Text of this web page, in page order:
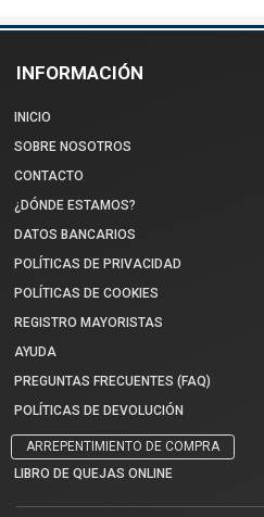
INFORMACIÓN
INICIO
SOBRE NOSOTROS
CONTACTO
¿DÓNDE ESTAMOS?
DATOS BANCARIOS
POLÍTICAS DE PRIVACIDAD
POLÍTICAS DE COOKIES
REGISTRO MAYORISTAS
AYUDA
PREGUNTAS FRECUENTES (FAQ)
POLÍTICAS DE DEVOLUCIÓN
ARREPENTIMIENTO DE COMPRA
LIBRO DE QUEJAS ONLINE